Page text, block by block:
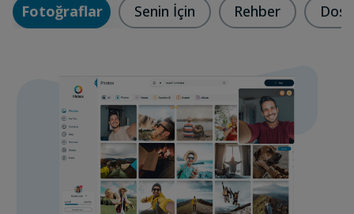
Fotoğraflar Senin İçin Rehber